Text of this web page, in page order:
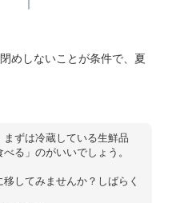
めしないことが条件で、夏
ずは冷蔵している生鮮品
る」のがいいでしょう。
してみませんか？しばらく